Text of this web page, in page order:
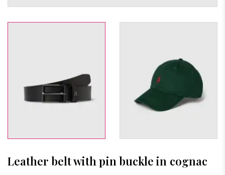
Leather belt with pin buckle in cognac